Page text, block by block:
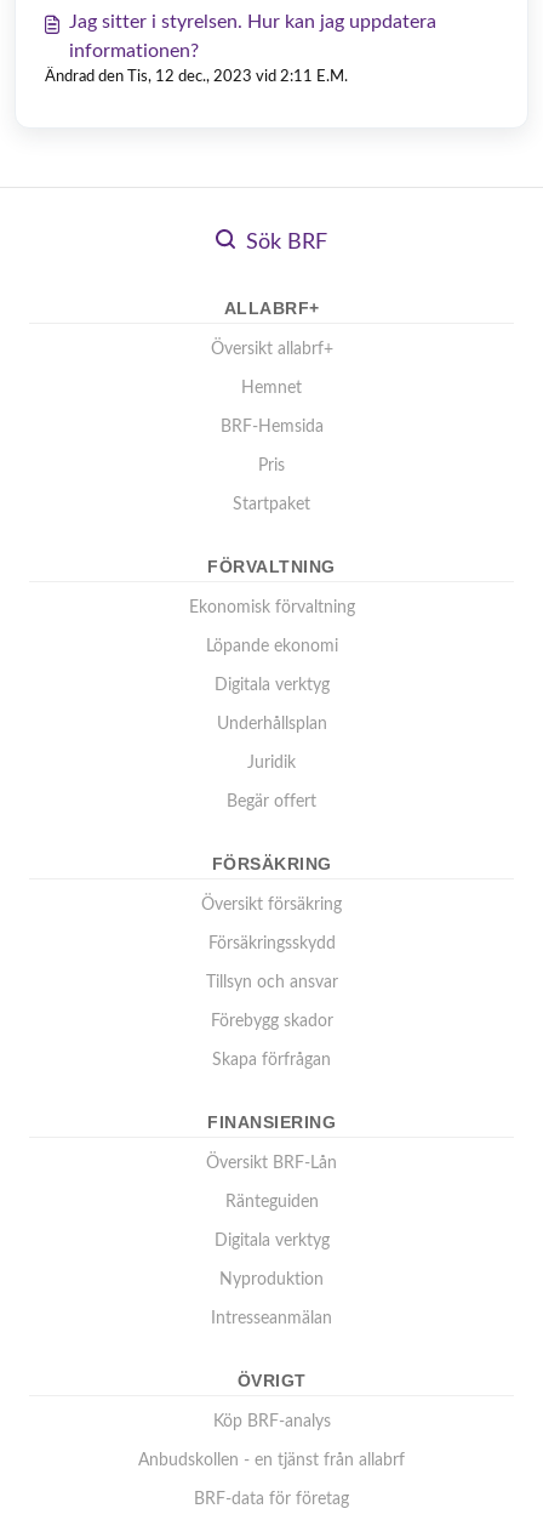
Jag sitter i styrelsen. Hur kan jag uppdatera
informationen?
Ändrad den Tis, 12 dec., 2023 vid 2:11 E.M.
Sök BRF
ALLABRF+
Översikt allabrf+
Hemnet
BRF-Hemsida
Pris
Startpaket
FÖRVALTNING
Ekonomisk förvaltning
Löpande ekonomi
Digitala verktyg
Underhållsplan
Juridik
Begär offert
FÖRSÄKRING
Översikt försäkring
Försäkringsskydd
Tillsyn och ansvar
Förebygg skador
Skapa förfrågan
FINANSIERING
Översikt BRF-Lån
Ränteguiden
Digitala verktyg
Nyproduktion
Intresseanmälan
ÖVRIGT
Köp BRF-analys
Anbudskollen - en tjänst från allabrf
BRF-data för företag